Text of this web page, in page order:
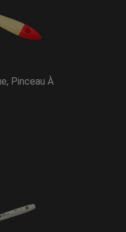
Pinceau À